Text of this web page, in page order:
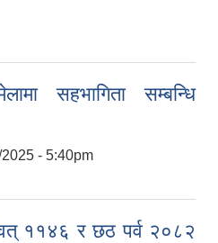
सहभागिता सम्बन्धि
- 5:40pm
११४६ र छठ पर्व २०८२